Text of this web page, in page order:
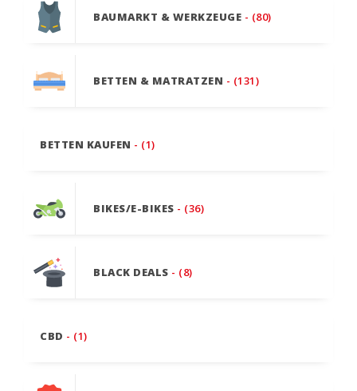
BAUMARKT & WERKZEUGE - (80)
BETTEN & MATRATZEN - (131)
BETTEN KAUFEN - (1)
BIKES/E-BIKES - (36)
BLACK DEALS - (8)
CBD - (1)